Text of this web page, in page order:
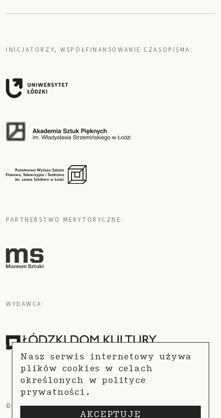
INICJATORZY, WSPÓŁFINANSOWANIE CZASOPISMA:
PARTNERSTWO MERYTORYCZNE:
WYDAWCA:
© COPYRIGHT 2021POLITYKA PRYWATNOŚCI
Nasz serwis internetowy używa
plików cookies w celach
określonych w polityce
prywatności.
AKCEPTUJĘ